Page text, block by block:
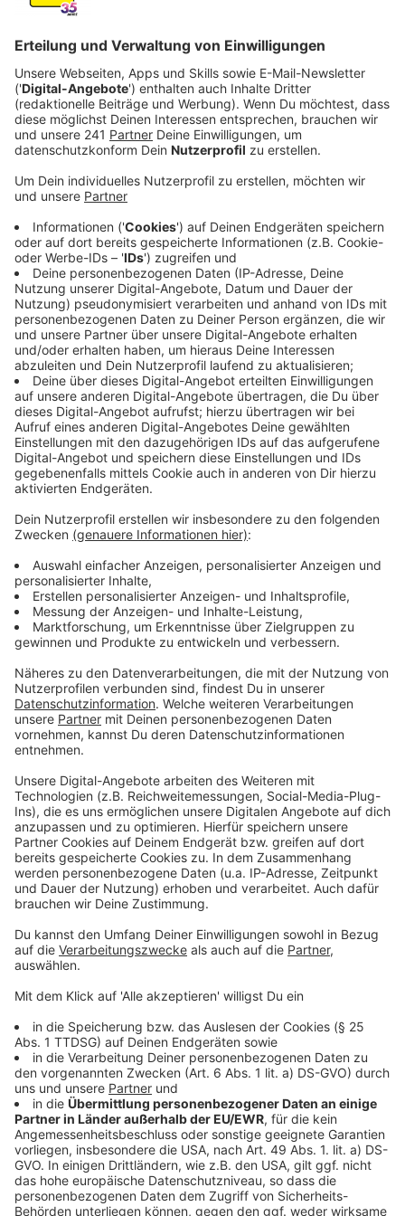
Erneut nicht-europäischer Papst?
Anzeige
Stadtdechant Heinz-Peter Teller wünscht sich vom
neuen Papst insbesondere eine vermittelnde Rolle.
Wenn es nach ihm geht, könne der nächste Papst auch
aus nicht-europäisch sein, so Teller. Der Großteil der
katholischen Christenheit käme schließlich aus
Südamerika, Nordamerika und Afrika. Wie lange das
Konklave in Rom dauern wird, ist unklar, für den neuen
Papst braucht es eine Zwei-Drittel-Mehrheit.
Anzeige
Vorwürfe wegen Meineids
Anzeige
Unter den 133 Kardinälen, die am Konklave teilnehmen,
Woelki. Gegen ihn wurden erst gestern Vorwürfe des
Meineids eingestellt, die im Rahmen der
Missbrauchsfälle aufgekommen waren. Unser
Leverkusener Stadtdechant Heinz-Peter Teller will
er hoffe aber auf einen Papst, der vor allem zwischen
den verschiedenen Lagern der Kirche vermitteln
könne.
Weitere Meldungen aus Leverkusen
Anzeige
Jugendsozialarbeit in Leverkusen: Deutlich mehr
Angebote
Unterstützung für Leverkusener Kitas: Spendenboxen
bei Aldi
Grundsteinlegung für inklusives Wohnprojekt in
Leverkusen
Anzeige